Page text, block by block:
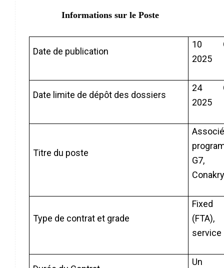
Informations sur le Poste
Date de publication
10
2025
Date limite de dépôt des dossiers
24
2025
Titre du poste
G7,
Type de contrat et grade
(FTA),
service